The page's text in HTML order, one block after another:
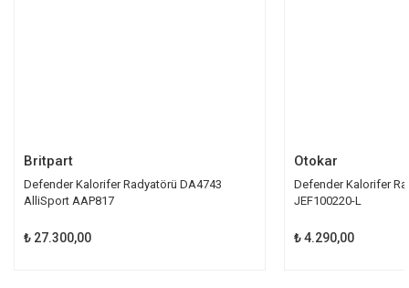
Britpart
Defender Kalorifer Radyatörü DA4743
AlliSport AAP817
₺ 27.300,00
Otokar
Defender Kalorifer
JEF100220-L
₺ 4.290,00